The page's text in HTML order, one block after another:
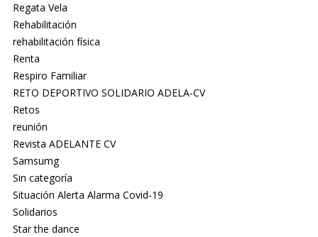
Regata Vela
Rehabilitación
rehabilitación física
Renta
Respiro Familiar
RETO DEPORTIVO SOLIDARIO ADELA-CV
Retos
reunión
Revista ADELANTE CV
Samsumg
Sin categoría
Situación Alerta Alarma Covid-19
Solidarios
Star the dance